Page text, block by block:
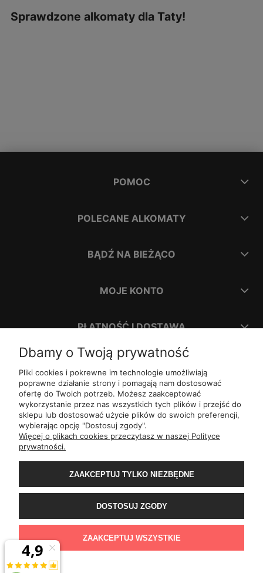
Sprawdzone alkomaty dla Taty!
POMOC
POLECANE ALKOMATY
BĄDŹ NA BIEŻĄCO
MOJE KONTO
PŁATNOŚĆ I DOSTAWA
INFORMACJE
O NAS
ul.Romana Dmowskiego 1,
Św. Filipa 23/3, 31-150 Kraków
ul.Mielęckiego 10 lok 503,
Al.Jerozolimskie 81 lok 7.10, 02-001 Warszawa
Wały Piastowskie 1lok. 1508,80-855 Gdańsk
Białystok
ul.ul. 1-go Maja 13lok. 2,20-410 Lublin
Rejtana 49/6, 35-310 Rzeszów
ul.Wiertnicza 115, 02-952 Warszawa
Bohaterów Warszawy 11b, 70-370
Dbamy o Twoją prywatność
Pliki cookies i pokrewne im technologie umożliwiają
poprawne działanie strony i pomagają nam dostosować
ofertę do Twoich potrzeb. Możesz zaakceptować
wykorzystanie przez nas wszystkich tych plików i przejść do
sklepu lub dostosować użycie plików do swoich preferencji,
wybierając opcję "Dostosuj zgody".
Więcej o plikach cookies przeczytasz w naszej Polityce
prywatności.
ZAAKCEPTUJ TYLKO NIEZBĘDNE
DOSTOSUJ ZGODY
ZAAKCEPTUJ WSZYSTKIE